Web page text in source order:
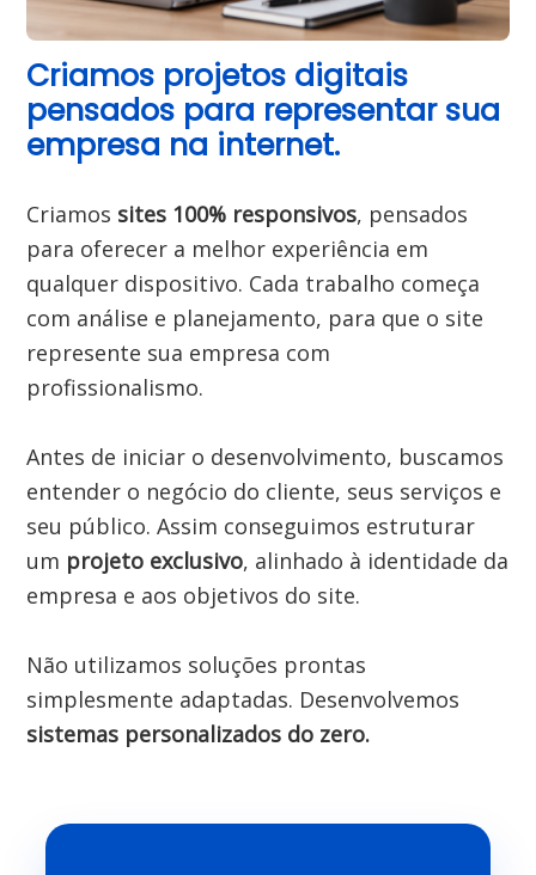
Criamos projetos digitais
pensados para representar sua
empresa na internet.
Criamos sites 100% responsivos, pensados
para oferecer a melhor experiência em
qualquer dispositivo. Cada trabalho começa
com análise e planejamento, para que o site
represente sua empresa com
profissionalismo.
Antes de iniciar o desenvolvimento, buscamos
entender o negócio do cliente, seus serviços e
seu público. Assim conseguimos estruturar
um projeto exclusivo, alinhado à identidade da
empresa e aos objetivos do site.
Não utilizamos soluções prontas
sistemas personalizados do zero.